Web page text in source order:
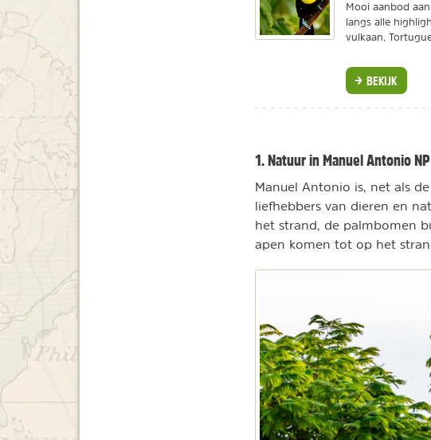
Mooi aanbod
langs alle
vulkaan,
BEKIJK
1. Natuur in Manuel Antonio NP
Manuel Antonio is, net als
liefhebbers van dieren en
het strand, de palmbomen
apen komen tot op het